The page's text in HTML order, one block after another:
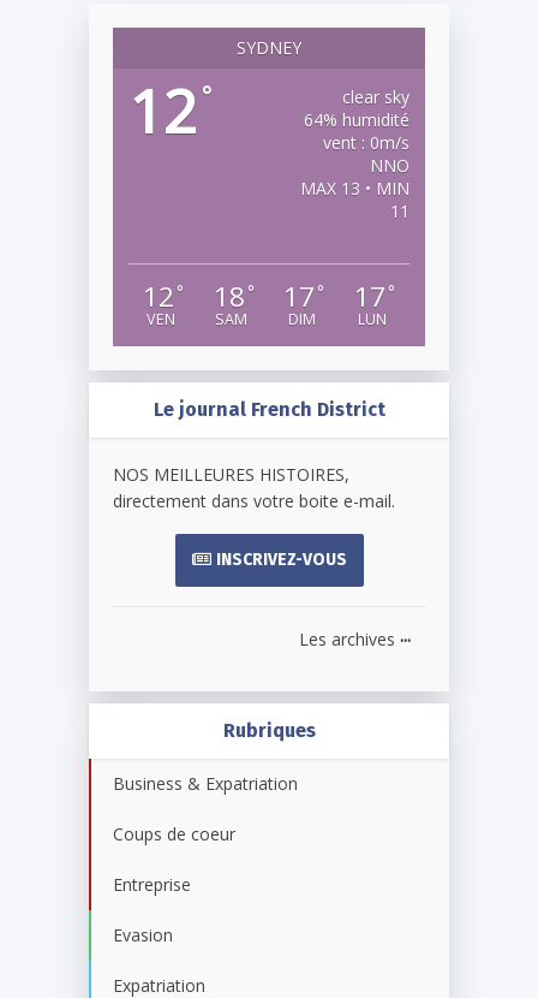
SYDNEY
12 °
clear sky
64% humidité
vent : 0m/s
NNO
MAX 13 • MIN
11
12 °
VEN
18 °
SAM
17 °
DIM
17 °
LUN
Le journal French District
NOS MEILLEURES HISTOIRES,
directement dans votre boite e-mail.
INSCRIVEZ-VOUS
Les archives ...
Rubriques
Business & Expatriation
Coups de coeur
Entreprise
Evasion
Expatriation